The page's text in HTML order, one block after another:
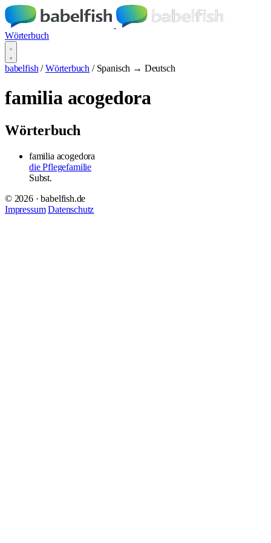
Wörterbuch
babelfish / Wörterbuch / Spanisch → Deutsch
familia acogedora
Wörterbuch
familia acogedora
die Pflegefamilie
Subst.
© 2026 · babelfish.de
Impressum Datenschutz